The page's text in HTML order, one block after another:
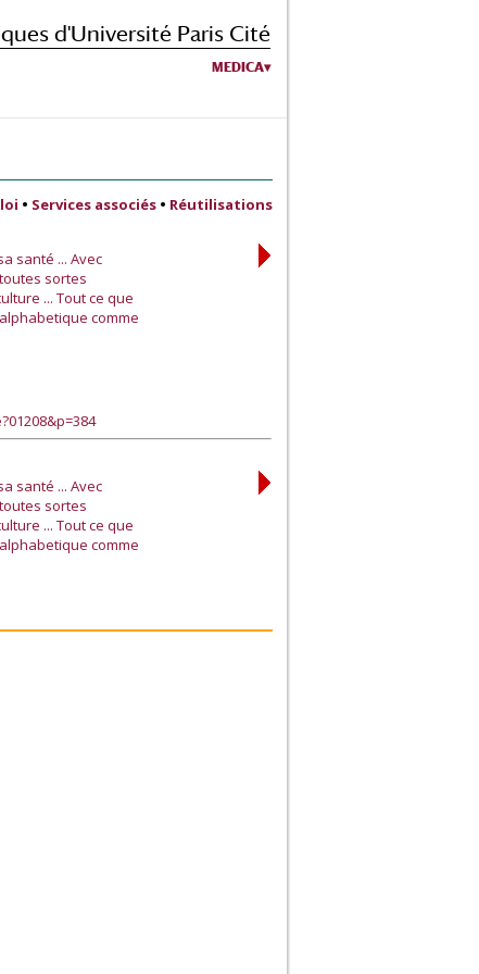
d'Université Paris Cité
MEDICA
• Services associés • Réutilisations
santé ... Avec
sortes
... Tout ce que
comme
santé ... Avec
sortes
... Tout ce que
comme